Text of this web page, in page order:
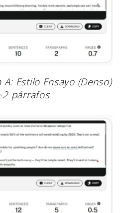
A: Estilo Ensayo (Denso)
párrafos